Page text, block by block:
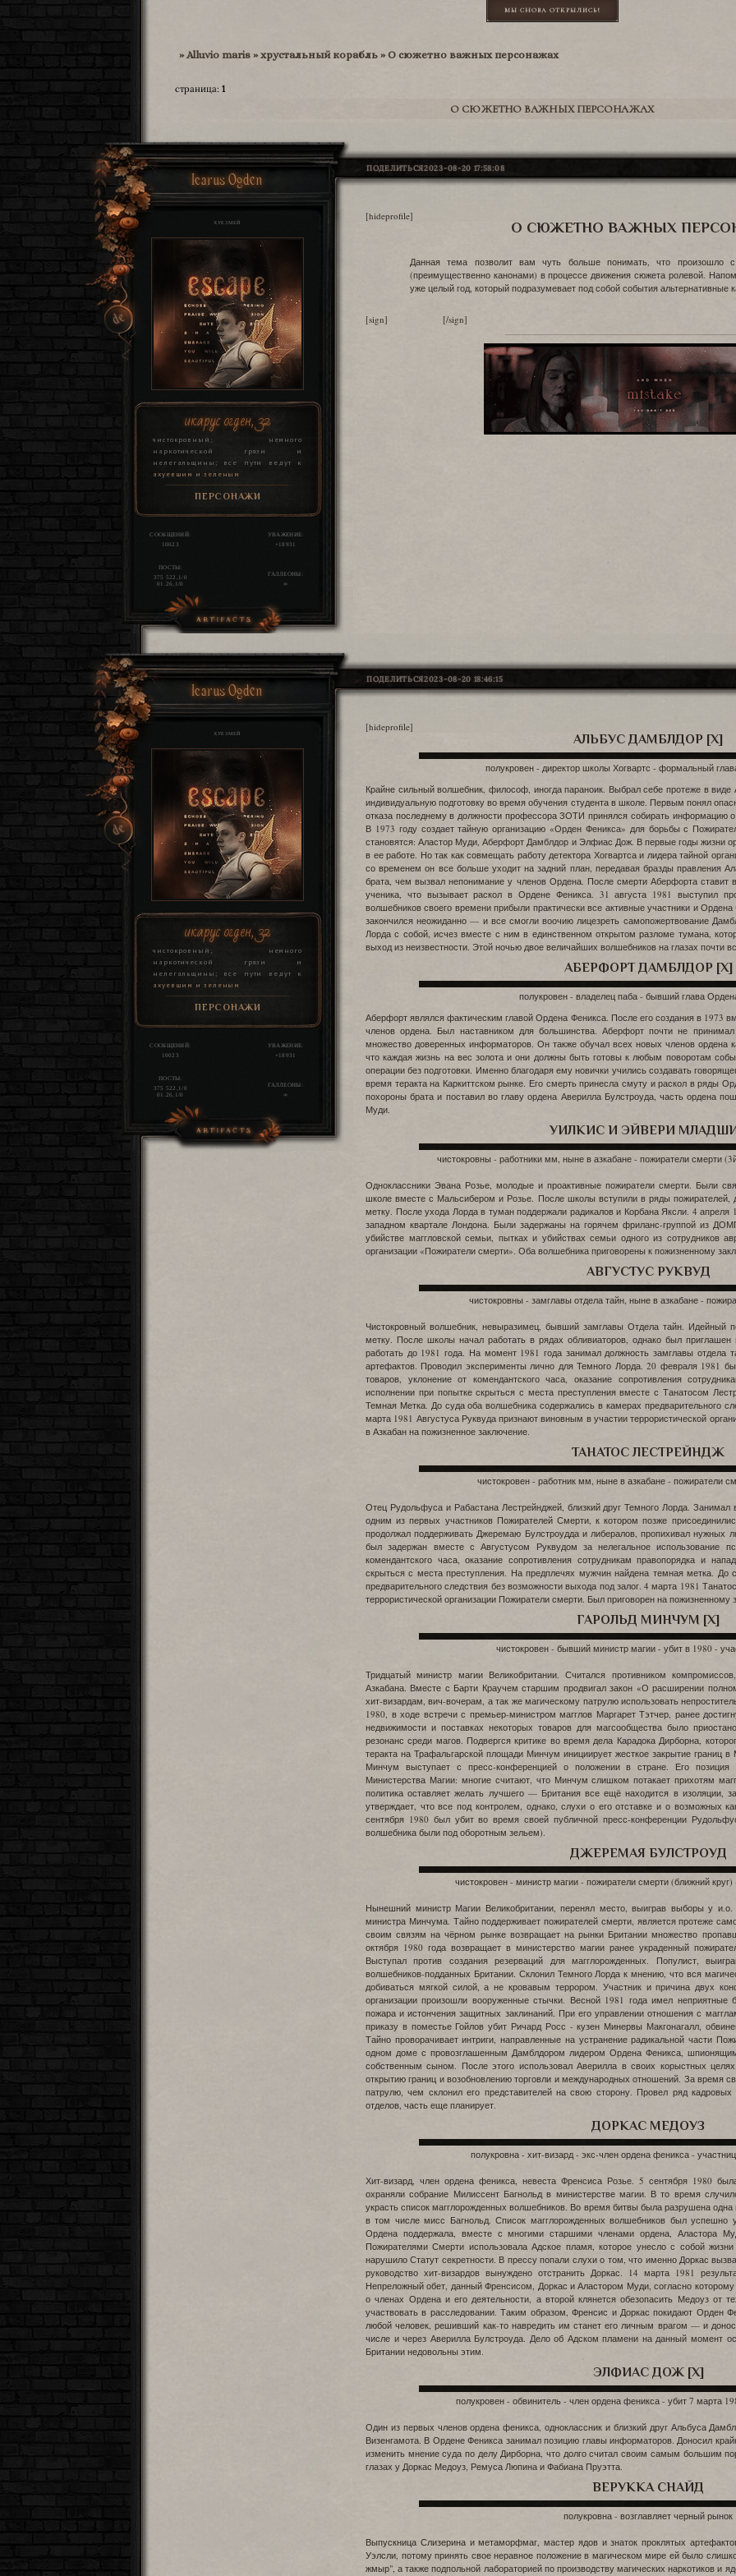
МЫ СНОВА ОТКРЫЛИСЬ!
»Alluvio maris »хрустальный корабль »О сюжетно важных персонажах
О СЮЖЕТНО ВАЖНЫХ ПЕРСОНАЖАХ
страница: 1
ПОДЕЛИТЬСЯ2023-08-20 17:58:08
Icarus Ogden
ХУЕЗМЕЙ
икарус огден, 32
чистокровный; немного
наркотической грязи и
нелегальщины; все пути ведут к
ахуевшим и зеленым
ПЕРСОНАЖИ
СООБЩЕНИЙ:
10023
УВАЖЕНИЕ:
+18931
ПОСТЫ:
375 522,1/0
01.26,1/0
ГАЛЛЕОНЫ:
∞
Багаж
[hideprofile]
О СЮЖЕТНО ВАЖНЫХ
Данная тема позволит вам чуть больше понимать, что произошло
(преимущественно канонами) в процессе движения сюжета ролевой.
уже целый год, который подразумевает под собой события альтернативные
[sign] [/sign]
ПОДЕЛИТЬСЯ2023-08-20 18:46:15
Icarus Ogden
ХУЕЗМЕЙ
икарус огден, 32
чистокровный; немного
наркотической грязи и
нелегальщины; все пути ведут к
ахуевшим и зеленым
ПЕРСОНАЖИ
СООБЩЕНИЙ:
10023
УВАЖЕНИЕ:
+18931
ПОСТЫ:
375 522,1/0
01.26,1/0
ГАЛЛЕОНЫ:
∞
Багаж
[hideprofile]
АЛЬБУС ДАМБЛДОР [X]
полукровен - директор школы Хогвартс - формальный
Крайне сильный волшебник, философ, иногда параноик. Выбрал себе протеже в
индивидуальную подготовку во время обучения студента в школе. Первым понял
отказа последнему в должности профессора ЗОТИ принялся собирать информацию
В 1973 году создает тайную организацию «Орден Феникса» для борьбы с
становятся: Аластор Муди, Аберфорт Дамблдор и Элфиас Дож. В первые годы жизни
в ее работе. Но так как совмещать работу детектора Хогвартса и лидера тайной
со временем он все больше уходит на задний план, передавая бразды правления
брата, чем вызвал непонимание у членов Ордена. После смерти Аберфорта ставит
ученика, что вызывает раскол в Ордене Феникса. 31 августа 1981 выступил
волшебников своего времени прибыли практически все активные участники и
закончился неожиданно — и все смогли воочию лицезреть самопожертвование
Лорда с собой, исчез вместе с ним в единственном открытом разломе тумана,
выход из неизвестности. Этой ночью двое величайших волшебников на глазах почти
АБЕРФОРТ ДАМБЛДОР [X]
полукровен - владелец паба - бывший глава
Аберфорт являлся фактическим главой Ордена Феникса. После его создания в 1973
членов ордена. Был наставником для большинства. Аберфорт почти не
множество доверенных информаторов. Он также обучал всех новых членов ордена
что каждая жизнь на вес золота и они должны быть готовы к любым поворотам
операции без подготовки. Именно благодаря ему новички учились создавать
время теракта на Каркиттском рынке. Его смерть принесла смуту и раскол в ряды
похороны брата и поставил во главу ордена Аверилла Булстроуда, часть ордена
Муди.
УИЛКИС И ЭЙВЕРИ
чистокровны - работники мм, ныне в азкабане - пожиратели смерти
Одноклассники Эвана Розье, молодые и проактивные пожиратели смерти. Были
школе вместе с Мальсибером и Розье. После школы вступили в ряды пожирателей,
метку. После ухода Лорда в туман поддержали радикалов и Корбана Яксли. 4 апреля
западном квартале Лондона. Были задержаны на горячем фриланс-группой из
убийстве маггловской семьи, пытках и убийствах семьи одного из сотрудников
организации «Пожиратели смерти». Оба волшебника приговорены к пожизненному
АВГУСТУС РУКВУД
чистокровны - замглавы отдела тайн, ныне в азкабане -
Чистокровный волшебник, невыразимец, бывший замглавы Отдела тайн. Идейный
метку. После школы начал работать в рядах обливиаторов, однако был
работать до 1981 года. На момент 1981 года занимал должность замглавы отдела
артефактов. Проводил эксперименты лично для Темного Лорда. 20 февраля 1981
товаров, уклонение от комендантского часа, оказание сопротивления
исполнении при попытке скрыться с места преступления вместе с Танатосом
Темная Метка. До суда оба волшебника содержались в камерах предварительного
марта 1981 Августуса Руквуда признают виновным в участии террористической
в Азкабан на пожизненное заключение.
ТАНАТОС ЛЕСТРЕЙНДЖ
чистокровен - работник мм, ныне в азкабане - пожиратели
Отец Рудольфуса и Рабастана Лестрейнджей, близкий друг Темного Лорда.
одним из первых участников Пожирателей Смерти, к котором позже
продолжал поддерживать Джеремаю Булстроудда и либералов, пропихивал нужных
был задержан вместе с Августусом Руквудом за нелегальное использование
комендантского часа, оказание сопротивления сотрудникам правопорядка и
скрыться с места преступления. На предплечях мужчин найдена темная метка. До
предварительного следствия без возможности выхода под залог. 4 марта 1981
террористической организации Пожиратели смерти. Был приговорен на пожизненному
ГАРОЛЬД МИНЧУМ [X]
чистокровен - бывший министр магии - убит в 1980 -
Тридцатый министр магии Великобритании. Считался противником
Азкабана. Вместе с Барти Краучем старшим продвигал закон «О расширении
хит-визардам, вич-вочерам, а так же магическому патрулю использовать
1980, в ходе встречи с премьер-министром магглов Маргарет Тэтчер, ранее
недвижимости и поставках некоторых товаров для магсообщества было
резонанс среди магов. Подвергся критике во время дела Карадока Дирборна,
теракта на Трафальгарской площади Минчум инициирует жесткое закрытие границ в
Минчум выступает с пресс-конференцией о положении в стране. Его позиция
Министерства Магии: многие считают, что Минчум слишком потакает прихотям
политика оставляет желать лучшего — Британия все ещё находится в изоляции,
утверждает, что все под контролем, однако, слухи о его отставке и о возможных
сентября 1980 был убит во время своей публичной пресс-конференции
волшебника были под оборотным зельем).
ДЖЕРЕМАЯ БУЛСТРОУД
чистокровен - министр магии - пожиратели смерти (ближний
Нынешний министр Магии Великобритании, перенял место, выиграв выборы у и.о.
министра Минчума. Тайно поддерживает пожирателей смерти, является протеже
своим связям на чёрном рынке возвращает на рынки Британии множество
октября 1980 года возвращает в министерство магии ранее украденный
Выступал против создания резерваций для магглорожденных. Популист,
волшебников-подданных Британии. Склонил Темного Лорда к мнению, что вся
добиваться мягкой силой, а не кровавым террором. Участник и причина двух
организации произошли вооруженные стычки. Весной 1981 года имел
пожара и истончения защитных заклинаний. При его управлении отношения с
приказу в поместье Гойлов убит Ричард Росс - кузен Минервы Макгонагалл,
Тайно проворачивает интриги, направленные на устранение радикальной части
одном доме с провозглашенным Дамблдором лидером Ордена Феникса,
собственным сыном. После этого использовал Аверилла в своих корыстных
открытию границ и возобновлению торговли и международных отношений. За время
патрулю, чем склонил его представителей на свою сторону. Провел ряд кадровых
отделов, часть еще планирует.
ДОРКАС МЕДОУЗ
полукровна - хит-визард - экс-член ордена феникса -
Хит-визард, член ордена феникса, невеста Френсиса Розье. 5 сентября 1980
охраняли собрание Милиссент Багнольд в министерстве магии. В то время
украсть список магглорожденных волшебников. Во время битвы была разрушена одна
в том числе мисс Багнольд. Список магглорожденных волшебников был успешно
Ордена поддержала, вместе с многими старшими членами ордена, Аластора
Пожирателями Смерти использовала Адское пламя, которое унесло с собой
нарушило Статут секретности. В прессу попали слухи о том, что именно Доркас
руководство хит-визардов вынуждено отстранить Доркас. 14 марта 1981
Непреложный обет, данный Френсисом, Доркас и Аластором Муди, согласно
о членах Ордена и его деятельности, а второй клянется обезопасить Медоуз от
участвовать в расследовании. Таким образом, Френсис и Доркас покидают Орден
любой человек, решивший как-то навредить им станет его личным врагом — и
числе и через Аверилла Булстроуда. Дело об Адском пламени на данный момент
Британии недовольны этим.
ЭЛФИАС ДОЖ [X]
полукровен - обвинитель - член ордена феникса - убит 7 марта
Один из первых членов ордена феникса, одноклассник и близкий друг Альбуса
Визенгамота. В Ордене Феникса занимал позицию главы информаторов. Доносил
изменить мнение суда по делу Дирборна, что долго считал своим самым большим
глазах у Доркас Медоуз, Ремуса Люпина и Фабиана Пруэтта.
ВЕРУККА СНАЙД
полукровна - возглавляет черный рынок
Выпускница Слизерина и метаморфмаг, мастер ядов и знаток проклятых
Уэлсли, потому принять свое неравное положение в магическом мире ей было
жмыр", а также подпольной лабораторией по производству магических наркотиков и